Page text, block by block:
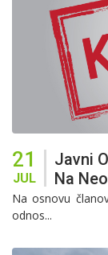
21
JUL
Javni
Na
Na osnovu
odnos...